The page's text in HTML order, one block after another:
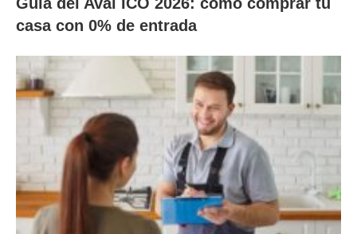
casa con 0% de entrada